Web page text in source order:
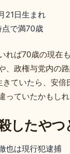
21日生まれ
で満70歳
れば70歳の現在
、政権与党内の
ていたら、安
っていたかもし
したや
也は現行犯逮捕